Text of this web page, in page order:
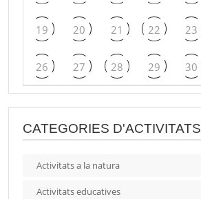
19 20 21 22 23
26 27 28 29 30
CATEGORIES D'ACTIVITATS
Activitats a la natura
Activitats educatives